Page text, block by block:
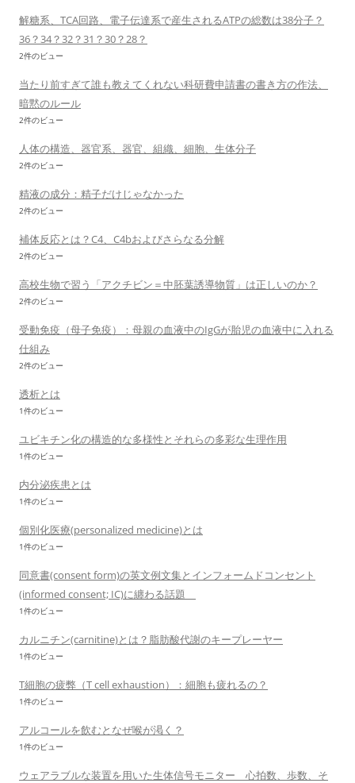
解糖系、TCA回路、電子伝達系で産生されるATPの総数は38分子？
36？34？32？31？30？28？
2件のビュー
当たり前すぎて誰も教えてくれない科研費申請書の書き方の作法、
暗黙のルール
2件のビュー
人体の構造、器官系、器官、組織、細胞、生体分子
2件のビュー
精液の成分：精子だけじゃなかった
2件のビュー
補体反応とは？C4、C4bおよびさらなる分解
2件のビュー
高校生物で習う「アクチビン＝中胚葉誘導物質」は正しいのか？
2件のビュー
受動免疫（母子免疫）：母親の血液中のIgGが胎児の血液中に入れる
仕組み
2件のビュー
透析とは
1件のビュー
ユビキチン化の構造的な多様性とそれらの多彩な生理作用
1件のビュー
内分泌疾患とは
1件のビュー
個別化医療(personalized medicine)とは
1件のビュー
同意書(consent form)の英文例文集とインフォームドコンセント
(informed consent; IC)に纏わる話題
1件のビュー
カルニチン(carnitine)とは？脂肪酸代謝のキープレーヤー
1件のビュー
T細胞の疲弊（T cell exhaustion）：細胞も疲れるの？
1件のビュー
アルコールを飲むとなぜ喉が渇く？
1件のビュー
ウェアラブルな装置を用いた生体信号モニター 心拍数、歩数、そ